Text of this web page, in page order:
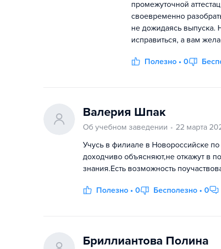
промежуточной
своевременно
не дожидаясь выпуска.
исправиться, а вам
Полезно • 0
Валерия Шпак
Об учебном заведении
22 марта
Учусь в филиале в Новороссийске
доходчиво объясняют,не откажут в
знания.Есть возможность
Полезно • 0 Бесполезно • 0
Бриллиантова Полина